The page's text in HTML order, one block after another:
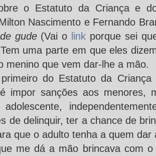
o Estatuto da Criança e
Nascimento e Fernando
gude(Vai o link porque sei
uma parte em que eles
menino que vem dar-lhe a mão.
do Estatuto da
impor sanções aos menores,
de delinquir, ter a chance de
que o adulto tenha a quem dar
me dá a mão brincava com